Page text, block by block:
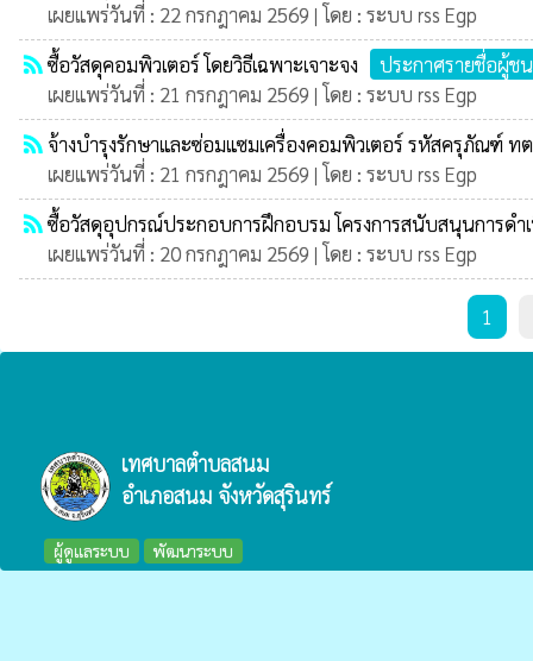
เผยแพร่วันที่ : 22 กรกฎาคม 2569 | โดย : ระบบ rss Egp
rss_feedซื้อวัสดุคอมพิวเตอร์ โดยวิธีเฉพาะเจาะจง
ประกาศรายชื่อผู้ช
เผยแพร่วันที่ : 21 กรกฎาคม 2569 | โดย : ระบบ rss Egp
rss_feed จ้างบำรุงรักษาและซ่อมแซมเครื่องคอมพิวเตอร์ รหัสครุภัณฑ์ ท
เผยแพร่วันที่ : 21 กรกฎาคม 2569 | โดย : ระบบ rss Egp
rss_feedซื้อวัสดุอุปกรณ์ประกอบการฝึกอบรม โครงการสนับสนุนการดำ
เผยแพร่วันที่ : 20 กรกฎาคม 2569 | โดย : ระบบ rss Egp
1
เทศบาลตำบลสนม
อำเภอสนม จังหวัดสุรินทร์
ผู้ดูแลระบบ พัฒนาระบบ